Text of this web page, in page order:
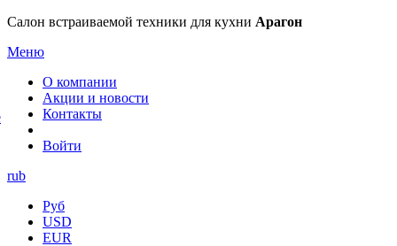
Салон встраиваемой техники для кухни Арагон
Меню
О компании
Акции и новости
Контакты
Войти
rub
Руб
USD
EUR